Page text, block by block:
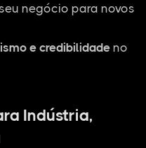
negócio para novos
e credibilidadeno
Indústria,